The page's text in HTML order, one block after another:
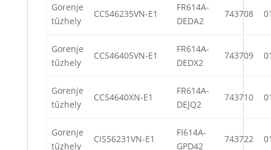
Gorenje
tűzhely
CCS46235VN-E1
FR614A-
DEDA2
743708
Gorenje
tűzhely
CCS46405VN-E1
FR614A-
DEDX2
743709
Gorenje
tűzhely
CCS4640XN-E1
FR614A-
DEJQ2
743710
Gorenje
tűzhely
CIS56231VN-E1
FI614A-
GPD42
743722